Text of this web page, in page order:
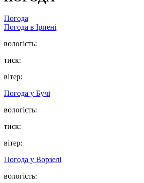
Погода
Погода в Ірпені
вологість:
тиск:
вітер:
Погода у Бучі
вологість:
тиск:
вітер:
Погода у Ворзелі
вологість: